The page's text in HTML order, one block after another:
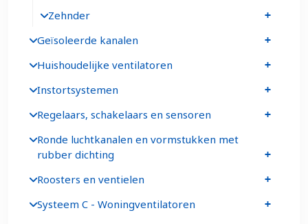
Zehnder
Geïsoleerde kanalen
Huishoudelijke ventilatoren
Instortsystemen
Regelaars, schakelaars en sensoren
Ronde luchtkanalen en vormstukken met
rubber dichting
Roosters en ventielen
Systeem C - Woningventilatoren